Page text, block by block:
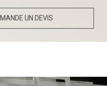
UN DEVIS